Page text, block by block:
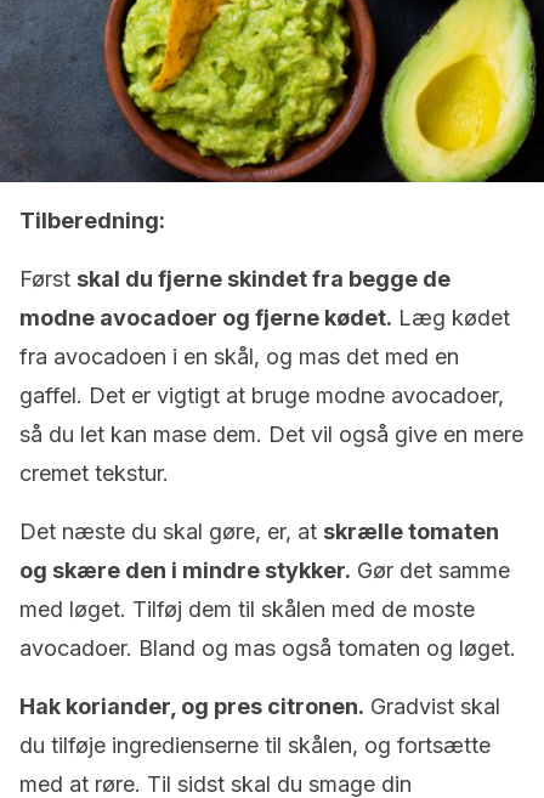
Tilberedning:
Først skal du fjerne skindet fra begge de
modne avocadoer og fjerne kødet. Læg kødet
fra avocadoen i en skål, og mas det med en
gaffel. Det er vigtigt at bruge modne avocadoer,
så du let kan mase dem. Det vil også give en mere
cremet tekstur.
Det næste du skal gøre, er, at skrælle tomaten
og skære den i mindre stykker. Gør det samme
med løget. Tilføj dem til skålen med de moste
avocadoer. Bland og mas også tomaten og løget.
Hak koriander, og pres citronen. Gradvist skal
du tilføje ingredienserne til skålen, og fortsætte
med at røre. Til sidst skal du smage din